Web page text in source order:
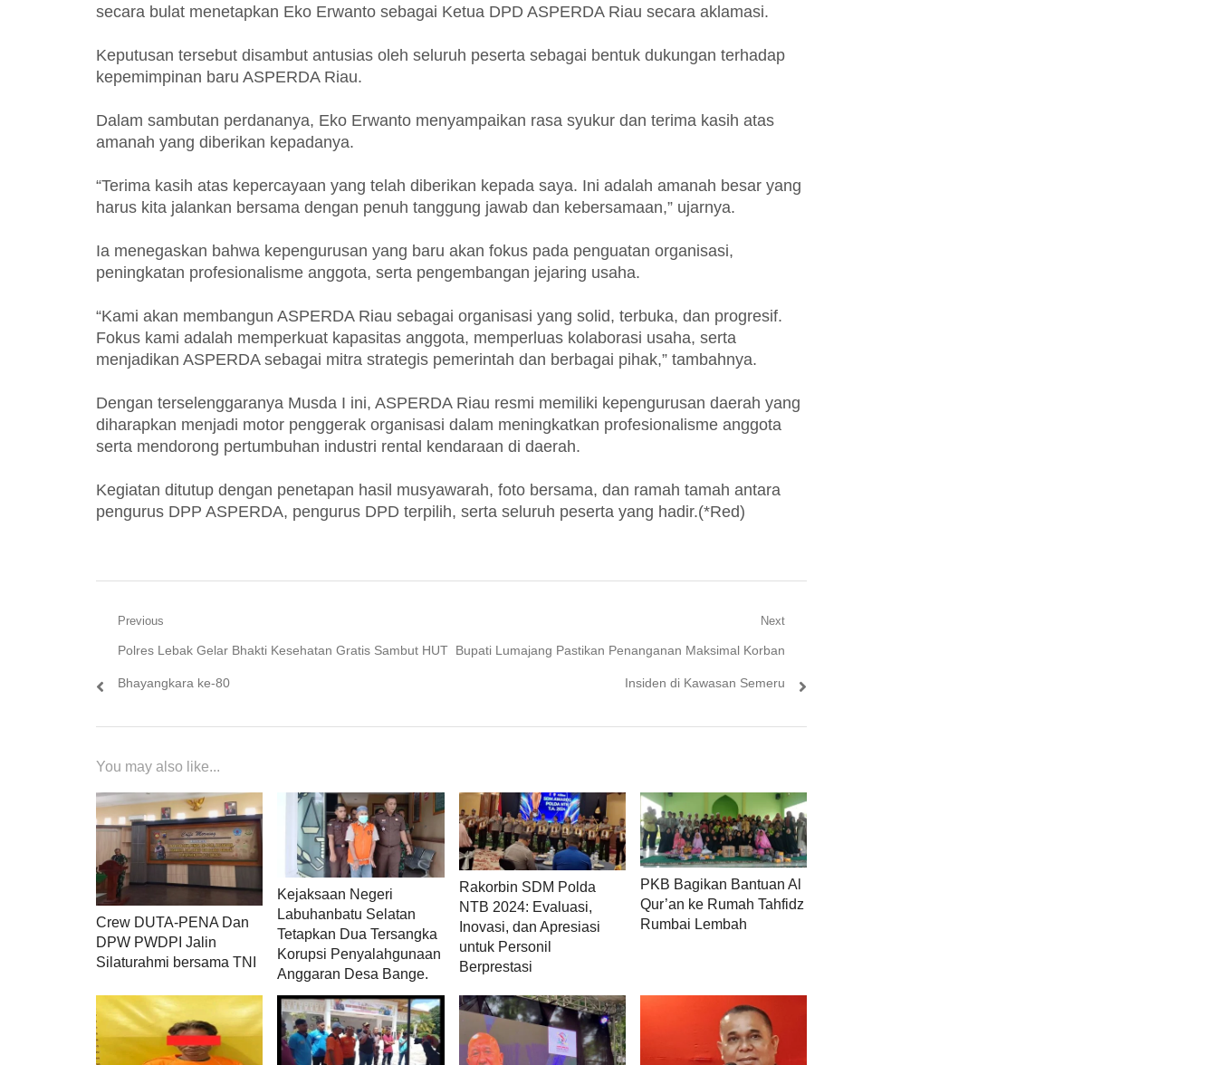
secara bulat menetapkan Eko Erwanto sebagai Ketua DPD ASPERDA Riau secara aklamasi.
Keputusan tersebut disambut antusias oleh seluruh peserta sebagai bentuk dukungan terhadap
kepemimpinan baru ASPERDA Riau.
Dalam sambutan perdananya, Eko Erwanto menyampaikan rasa syukur dan terima kasih atas
amanah yang diberikan kepadanya.
“Terima kasih atas kepercayaan yang telah diberikan kepada saya. Ini adalah amanah besar yang
harus kita jalankan bersama dengan penuh tanggung jawab dan kebersamaan,” ujarnya.
Ia menegaskan bahwa kepengurusan yang baru akan fokus pada penguatan organisasi,
peningkatan profesionalisme anggota, serta pengembangan jejaring usaha.
“Kami akan membangun ASPERDA Riau sebagai organisasi yang solid, terbuka, dan progresif.
Fokus kami adalah memperkuat kapasitas anggota, memperluas kolaborasi usaha, serta
menjadikan ASPERDA sebagai mitra strategis pemerintah dan berbagai pihak,” tambahnya.
Dengan terselenggaranya Musda I ini, ASPERDA Riau resmi memiliki kepengurusan daerah yang
diharapkan menjadi motor penggerak organisasi dalam meningkatkan profesionalisme anggota
serta mendorong pertumbuhan industri rental kendaraan di daerah.
Kegiatan ditutup dengan penetapan hasil musyawarah, foto bersama, dan ramah tamah antara
pengurus DPP ASPERDA, pengurus DPD terpilih, serta seluruh peserta yang hadir.(*Red)
Navigasi
pos
Previous
Previous
post:
Polres Lebak Gelar Bhakti Kesehatan Gratis Sambut HUT
Bhayangkara ke-80
Next
Next
Bupati Lumajang Pastikan Penanganan Maksimal Korban
Insiden di Kawasan Semeru
You may also like...
Crew DUTA-PENA Dan
DPW PWDPI Jalin
Silaturahmi bersama TNI
Kejaksaan Negeri
Labuhanbatu Selatan
Tetapkan Dua Tersangka
Korupsi Penyalahgunaan
Anggaran Desa Bange.
Rakorbin SDM Polda
NTB 2024: Evaluasi,
Inovasi, dan Apresiasi
untuk Personil
Berprestasi
PKB Bagikan Bantuan Al
Qur’an ke Rumah Tahfidz
Rumbai Lembah